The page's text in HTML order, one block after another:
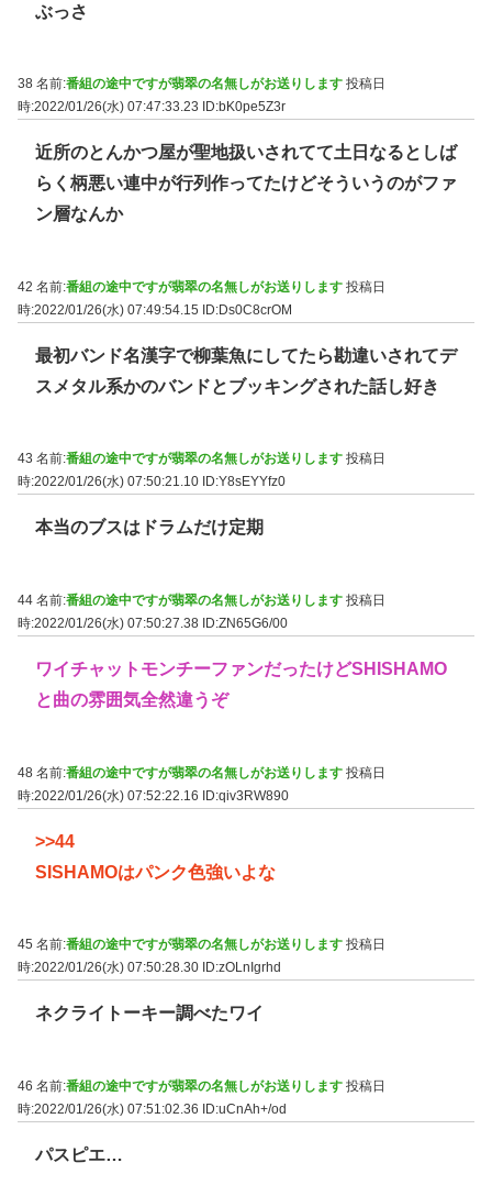
ぶっさ
38 名前:番組の途中ですが翡翠の名無しがお送りします 投稿日
時:2022/01/26(水) 07:47:33.23
ID:bK0pe5Z3r
近所のとんかつ屋が聖地扱いされてて土日なるとしば
らく柄悪い連中が行列作ってたけどそういうのがファ
ン層なんか
42 名前:番組の途中ですが翡翠の名無しがお送りします 投稿日
時:2022/01/26(水) 07:49:54.15 ID:Ds0C8crOM
最初バンド名漢字で柳葉魚にしてたら勘違いされてデ
スメタル系かのバンドとブッキングされた話し好き
43 名前:番組の途中ですが翡翠の名無しがお送りします 投稿日
時:2022/01/26(水) 07:50:21.10 ID:Y8sEYYfz0
本当のブスはドラムだけ定期
44 名前:番組の途中ですが翡翠の名無しがお送りします 投稿日
時:2022/01/26(水) 07:50:27.38 ID:ZN65G6/00
ワイチャットモンチーファンだったけどSHISHAMO
と曲の雰囲気全然違うぞ
48 名前:番組の途中ですが翡翠の名無しがお送りします 投稿日
時:2022/01/26(水) 07:52:22.16 ID:qiv3RW890
>>44
SISHAMOはパンク色強いよな
45 名前:番組の途中ですが翡翠の名無しがお送りします 投稿日
時:2022/01/26(水) 07:50:28.30 ID:zOLnIgrhd
ネクライトーキー調べたワイ
46 名前:番組の途中ですが翡翠の名無しがお送りします 投稿日
時:2022/01/26(水) 07:51:02.36 ID:uCnAh+/od
パスピエ…